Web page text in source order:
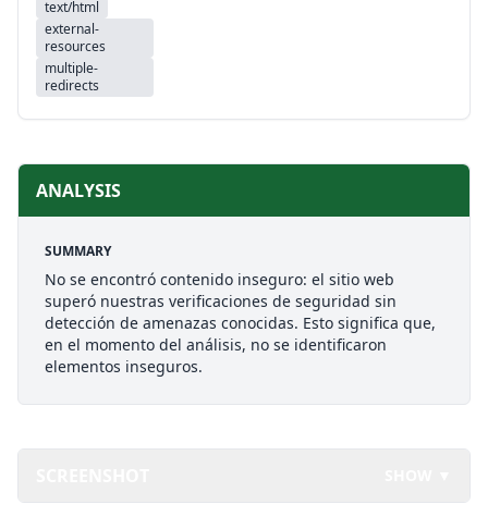
text/html
external-
resources
multiple-
redirects
ANALYSIS
SUMMARY
No se encontró contenido inseguro: el sitio web
superó nuestras verificaciones de seguridad sin
detección de amenazas conocidas. Esto significa que,
en el momento del análisis, no se identificaron
elementos inseguros.